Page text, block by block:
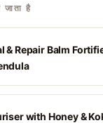
जाता है
& Repair Balm
with Honey &